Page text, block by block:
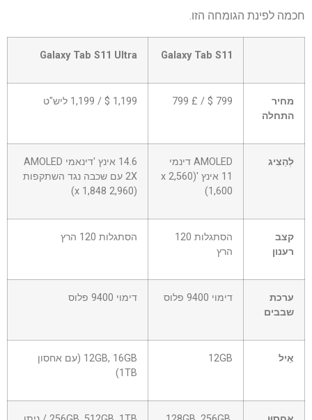
חכמה לפינת הגומחה הזו.
–
תא
0
Galaxy Tab S11
Galaxy Tab S11 Ultra
מחיר
התחלה
799 $ / £ 799 1,199 $ / 1,199 ליש"ט
לְהַצִיג
AMOLED דינמי
11 אינץ '(2,560 x
1,600)
14.6 אינץ 'דינאמי AMOLED
2X עם שכבה נגד השתקפות
(2,960 x 1,848)
קצב
רענון
הסתגלות 120
הרץ
הסתגלות 120 הרץ
ערכת
שבבים
דימוי 9400 פלוס דימוי 9400 פלוס
אַיִל 12GB
12GB, 16GB (עם אחסון
1TB)